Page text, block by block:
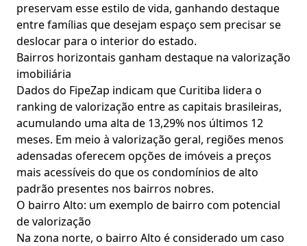
preservam esse estilo de vida, ganhando destaque
entre famílias que desejam espaço sem precisar se
deslocar para o interior do estado.
Bairros horizontais ganham destaque na valorização
imobiliária
Dados do FipeZap indicam que Curitiba lidera o
ranking de valorização entre as capitais brasileiras,
acumulando uma alta de 13,29% nos últimos 12
meses. Em meio à valorização geral, regiões menos
adensadas oferecem opções de imóveis a preços
mais acessíveis do que os condomínios de alto
padrão presentes nos bairros nobres.
O bairro Alto: um exemplo de bairro com potencial
de valorização
Na zona norte, o bairro Alto é considerado um caso